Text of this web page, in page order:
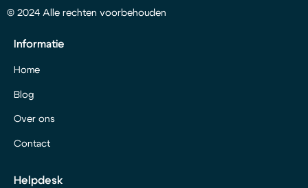
© 2024 Alle rechten voorbehouden
Informatie
Home
Blog
Over ons
Contact
Helpdesk